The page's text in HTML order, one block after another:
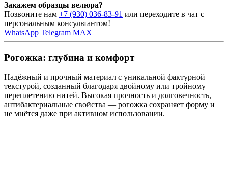
Закажем образцы велюра?
Позвоните нам +7 (930) 036-83-91 или переходите в чат с
персональным консультантом!
WhatsApp Telegram MAX
Рогожка: глубина и комфорт
Надёжный и прочный материал с уникальной фактурной
текстурой, созданный благодаря двойному или тройному
переплетению нитей. Высокая прочность и долговечность,
антибактериальные свойства — рогожка сохраняет форму и
не мнётся даже при активном использовании.